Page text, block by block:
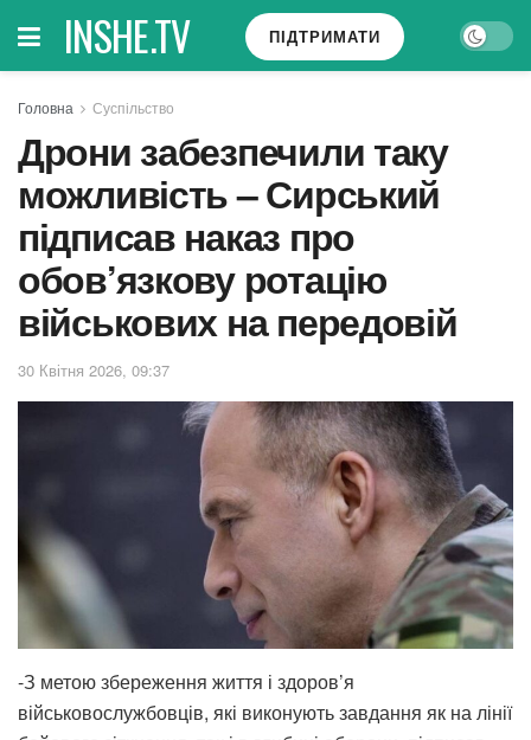
INSHE.TV ПІДТРИМАТИ
Головна Суспільство
Дрони забезпечили таку
можливість – Сирський
підписав наказ про
обов’язкову ротацію
військових на передовій
30 Квітня 2026, 09:37
-З метою збереження життя і здоров’я
військовослужбовців, які виконують завдання як на лінії